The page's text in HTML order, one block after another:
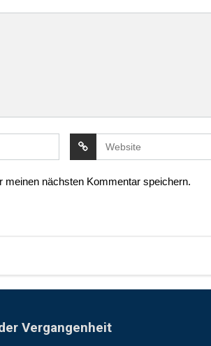
nächsten Kommentar speichern.
Vergangenheit